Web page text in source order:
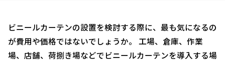
ビニールカーテンの設置を検討する際に、最も気になるの
が費用や価格ではないでしょうか。 工場、倉庫、作業
場、店舗、荷捌き場などでビニールカーテンを導入する場